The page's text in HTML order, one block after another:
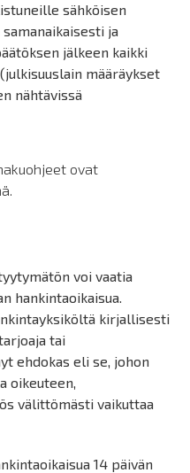
sähköisen
ja
jälkeen kaikki
määräykset
nähtävissä
ovat
voi vaatia
hankintaoikaisua.
kirjallisesti
tai
ehdokas eli se, johon
oikeuteen,
välittömästi vaikuttaa
14 päivän